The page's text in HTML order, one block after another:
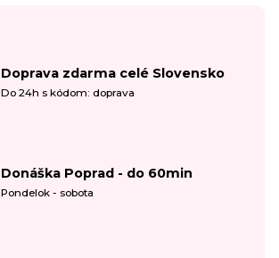
Doprava zdarma celé Slovensko
Do 24h s kódom: doprava
Donáška Poprad - do 60min
Pondelok - sobota